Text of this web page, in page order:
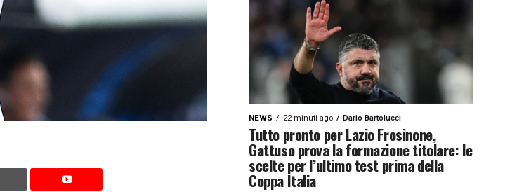
NEWS 22 minuti ago Dario Bartolucci
Tutto pronto per Lazio Frosinone,
Gattuso prova la formazione titolare: le
scelte per l’ultimo test prima della
Coppa Italia